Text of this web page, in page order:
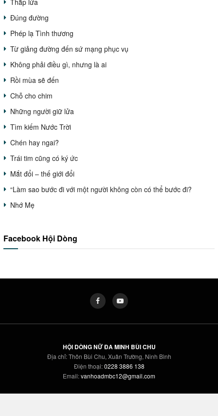
Thắp lửa
Đúng đường
Phép lạ Tình thương
Từ giảng đường đến sứ mạng phục vụ
Không phải điều gì, nhưng là ai
Rồi mùa sẽ đến
Chỗ cho chim
Những người giữ lửa
Tìm kiếm Nước Trời
Chén hay ngai?
Trái tim cũng có ký ức
Mắt đổi – thế giới đổi
“Làm sao bước đi với một người không còn có thể bước đi?
Nhớ Mẹ
Facebook Hội Dòng
HỘI DÒNG NỮ ĐA MINH BÙI CHU
Địa chỉ: Thôn Bùi Chu, Xuân Trường, Ninh Bình
Điện thoại:0228 3886 138
Email:vanhoadmbc12@gmail.com